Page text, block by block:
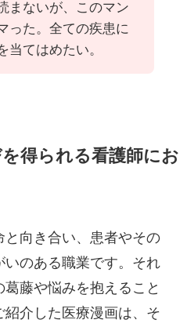
まないが、このマン
った。全ての疾患に
当てはめたい。
得られる看護師にお
向き合い、患者やその
のある職業です。それ
藤や悩みを抱えること
紹介した医療漫画は、そ